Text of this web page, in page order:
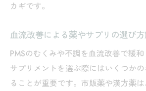
カギです。
血流改善による薬やサプリの選び
PMSのむくみや不調を血流改善で緩
サプリメントを選ぶ際にはいくつか
ることが重要です。市販薬や漢方薬